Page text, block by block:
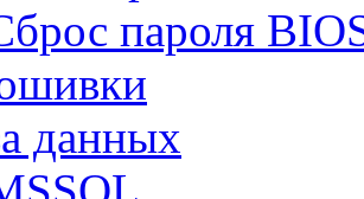
пароля
данных